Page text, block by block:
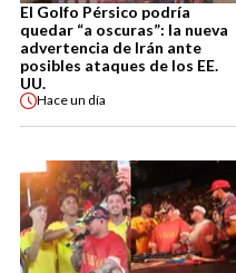
El Golfo Pérsico podría
quedar “a oscuras”: la nueva
advertencia de Irán ante
posibles ataques de los EE.
UU.
Haceun día